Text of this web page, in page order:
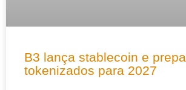
B3 lança stablecoin e
tokenizados para 2027